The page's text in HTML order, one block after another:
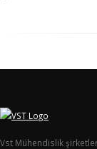
Vst Mühendislik